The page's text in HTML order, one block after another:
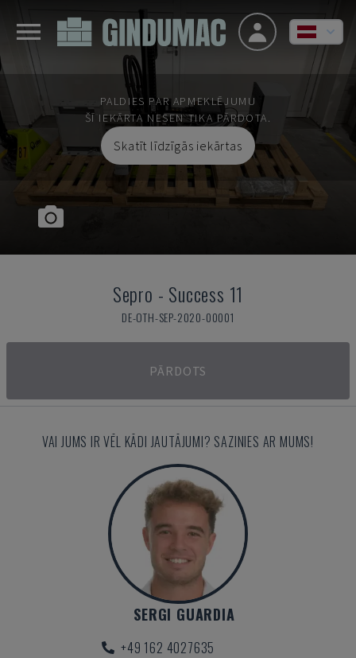
PALDIES PAR APMEKLĒJUMU
ŠĪ IEKĀRTA NESEN TIKA PĀRDOTA.
Skatīt līdzīgās iekārtas
Sepro - Success 11
DE-OTH-SEP-2020-00001
PĀRDOTS
VAI JUMS IR VĒL KĀDI JAUTĀJUMI? SAZINIES AR MUMS!
SERGI GUARDIA
+49 162 4027635